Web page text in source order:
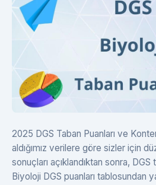
2025 DGS Taban Puanları ve
aldığımız verilere göre sizler için
sonuçları açıklandıktan sonra,
Biyoloji DGS puanları tablosundan